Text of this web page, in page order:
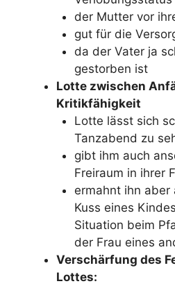
der Mutter vor
gut für die
da der Vater ja
gestorben ist
Lotte zwischen
Kritikfähigkeit
Lotte lässt sich
Tanzabend zu
gibt ihm auch
Freiraum in ihrer
ermahnt ihn aber
Kuss eines
Situation beim
der Frau eines
Verschärfung des
Lottes: